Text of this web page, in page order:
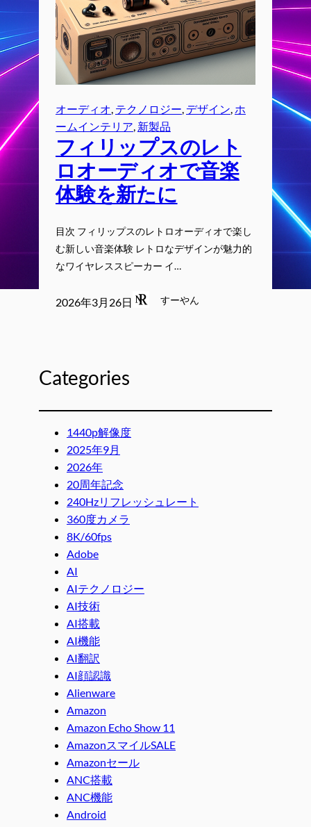
オーディオ, テクノロジー, デザイン, ホ
ームインテリア, 新製品
フィリップスのレト
ロオーディオで音楽
体験を新たに
目次 フィリップスのレトロオーディオで楽し
む新しい音楽体験 レトロなデザインが魅力的
なワイヤレススピーカー イ…
2026年3月26日 すーやん
Categories
1440p解像度
2025年9月
2026年
20周年記念
240Hzリフレッシュレート
360度カメラ
8K/60fps
Adobe
AI
AIテクノロジー
AI技術
AI搭載
AI機能
AI翻訳
AI顔認識
Alienware
Amazon
Amazon Echo Show 11
AmazonスマイルSALE
Amazonセール
ANC搭載
ANC機能
Android